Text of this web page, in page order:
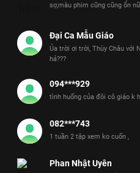
sợ,màu phim cũng cũng ổn
Đại Ca Mẫu Giáo
Ủa trời ơi trời, Thùy Châu với
hả???
094***929
tình huống của đôi cô giáo k
082***743
1 tuần 2 tập xem ko cuốn ,
Phan Nhật Uyên